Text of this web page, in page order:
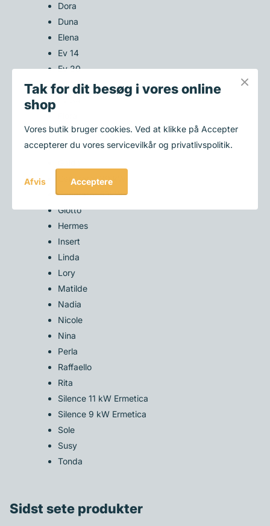
Dora
Duna
Elena
Ev 14
Ev 20
Ev 24
Frida
Gaia
Generator 30 kW
Generator 50kW
Giotto
Hermes
Insert
Linda
Lory
Matilde
Nadia
Nicole
Nina
Perla
Raffaello
Rita
Silence 11 kW Ermetica
Silence 9 kW Ermetica
Sole
Susy
Tonda
Sidst sete produkter
Tak for dit besøg i vores online
shop
Vores butik bruger cookies. Ved at klikke på Accepter
accepterer du vores servicevilkår og privatlivspolitik.
Afvis Acceptere